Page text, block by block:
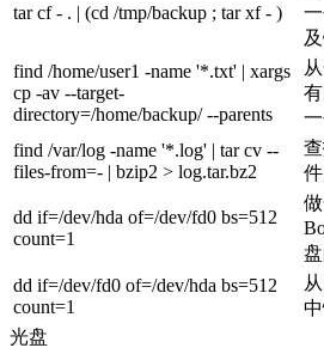
tar cf - . | (cd /tmp/backup ; tar xf - )
find /home/user1 -name '*.txt' | xargs
cp -av --target-
directory=/home/backup/ --parents
find /var/log -name '*.log' | tar cv --
files-from=- | bzip2 > log.tar.bz2
dd if=/dev/hda of=/dev/fd0 bs=512
count=1
dd if=/dev/fd0 of=/dev/hda bs=512
count=1
光盘